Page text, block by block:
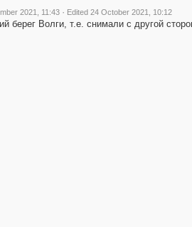
2021, 11:43 · Edited 24 October 2021, 10:12
берег Волги, т.е. снимали с другой